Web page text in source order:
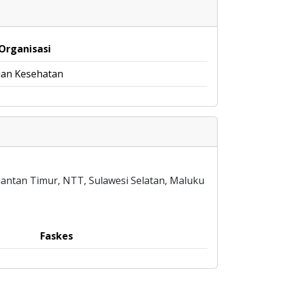
Kesehatan
Timur, NTT, Sulawesi Selatan, Maluku
Faskes